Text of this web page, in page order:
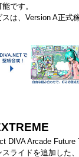
です。
は、Version A正式
DIVA Arcade
スライドを追加した